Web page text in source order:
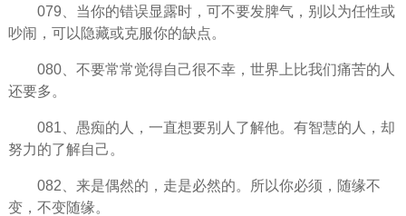
079、当你的错误显露时，可不要发脾气，别以为任性或
吵闹，可以隐藏或克服你的缺点。
080、不要常常觉得自己很不幸，世界上比我们痛苦的人
还要多。
081、愚痴的人，一直想要别人了解他。有智慧的人，却
努力的了解自己。
082、来是偶然的，走是必然的。所以你必须，随缘不
变，不变随缘。